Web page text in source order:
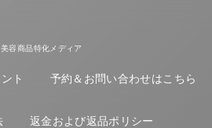
容商品特化メディア
ト 予約＆お問い合わせはこちら
返金および返品ポリシー